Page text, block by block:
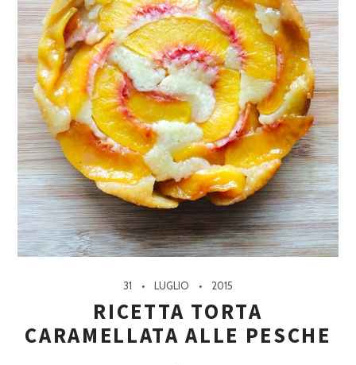
31 LUGLIO 2015
RICETTA TORTA
CARAMELLATA ALLE PESCHE